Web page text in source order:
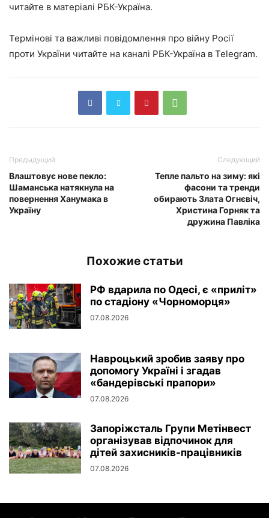
читайте в матеріалі РБК-Україна.
Термінові та важливі повідомлення про війну Росії
проти України читайте на каналі РБК-Україна в Telegram.
Предыдущий
Влаштовує нове пекло:
Шаманська натякнула на
повернення Ханумака в
Україну
Следующий
Тепле пальто на зиму: які
фасони та тренди
обирають Злата Огнєвіч,
Христина Горняк та
дружина Павліка
Похожие статьи
РФ вдарила по Одесі, є «приліт»
по стадіону «Чорноморця»
07.08.2026
Навроцький зробив заяву про
допомогу Україні і згадав
«бандерівські прапори»
07.08.2026
Запоріжсталь Групи Метінвест
організував відпочинок для
дітей захисників-працівників
07.08.2026